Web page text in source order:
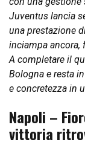
Juventus lancia
una prestazione
inciampa ancora,
A completare il
Bologna e resta
e concretezza in
Napoli –
vittoria